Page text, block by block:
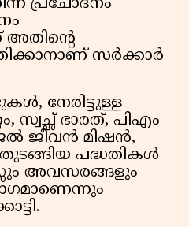
പ്രചോദനം
അതിന്റെ
സർക്കാർ
നേരിട്ടുള്ള
ഭാരത്, പിഎം
ജീവൻ മിഷൻ,
പദ്ധതികൾ
അവസരങ്ങളും